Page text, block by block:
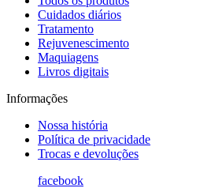
Cuidados diários
Tratamento
Rejuvenescimento
Maquiagens
Livros digitais
Informações
Nossa história
Política de privacidade
Trocas e devoluções
facebook